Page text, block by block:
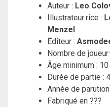
Auteur : Leo
Illustrateur·rice :
Menzel
Éditeur :
Nombre de
Âge minimum : 10
Durée de partie :
Année de
Fabriqué en ???